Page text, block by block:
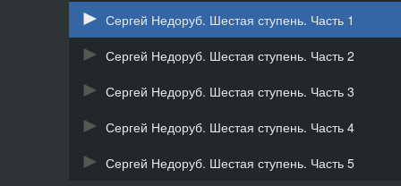
Сергей Недоруб. Шестая ступень. Часть 1
Сергей Недоруб. Шестая ступень. Часть 2
Сергей Недоруб. Шестая ступень. Часть 3
Сергей Недоруб. Шестая ступень. Часть 4
Сергей Недоруб. Шестая ступень. Часть 5